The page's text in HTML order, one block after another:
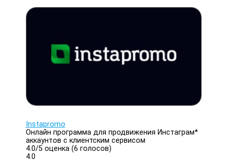
Instapromo
Онлайн программа для продвижения Инстаграм*
аккаунтов с клиентским сервисом
4.0/5оценка (6 голосов)
4.0